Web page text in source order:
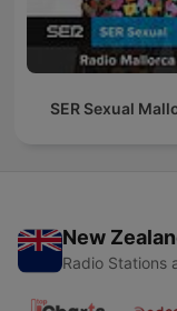
SER Sexual
New
Radio Stations